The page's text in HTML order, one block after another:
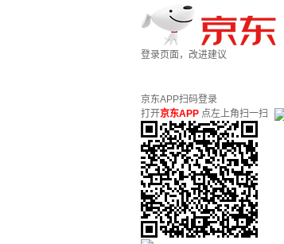
登录页面，改进建议
京东APP扫码登录
打开京东APP 点左上角扫一扫